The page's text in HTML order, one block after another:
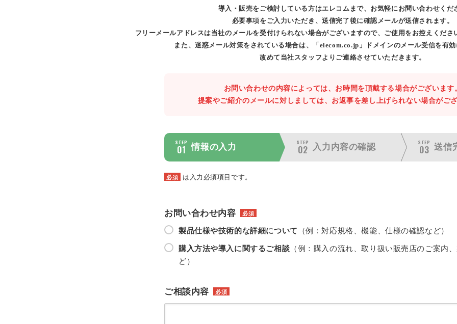
導入・販売をご検討している方はエレコムまで、お気軽にお問い合わせくだ
必要事項をご入力いただき、送信完了後に確認メールが送信されます。
フリーメールアドレスは当社のメールを受付けられない場合がございますので、ご使用をお控えくださ
また、迷惑メール対策をされている場合は、「elecom.co.jp」ドメインのメール受信を有効
改めて当社スタッフよりご連絡させていただきます。
お問い合わせの内容によっては、お時間を頂戴する場合がございます
提案やご紹介のメールに対しましては、お返事を差し上げられない場合がござ
STEP
01 情報の入力
STEP
02 入力内容の確認
STEP
03 送信
必須 は入力必須項目です。
お問い合わせ内容 必須
製品仕様や技術的な詳細について （例：対応規格、機能、仕様の確認など）
購入方法や導入に関するご相談 （例：購入の流れ、取り扱い販売店のご案内
ど）
ご相談内容 必須